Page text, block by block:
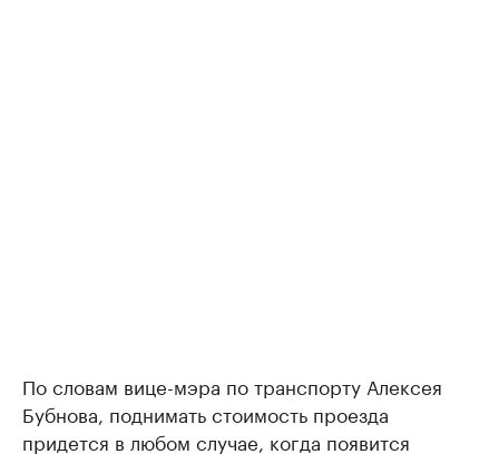
По словам вице-мэра по транспорту Алексея
Бубнова, поднимать стоимость проезда
придется в любом случае, когда появится